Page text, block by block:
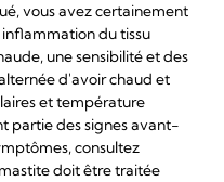
vous avez certainement
du tissu
une sensibilité et des
d'avoir chaud et
et température
partie des signes avant-
consultez
doit être traitée